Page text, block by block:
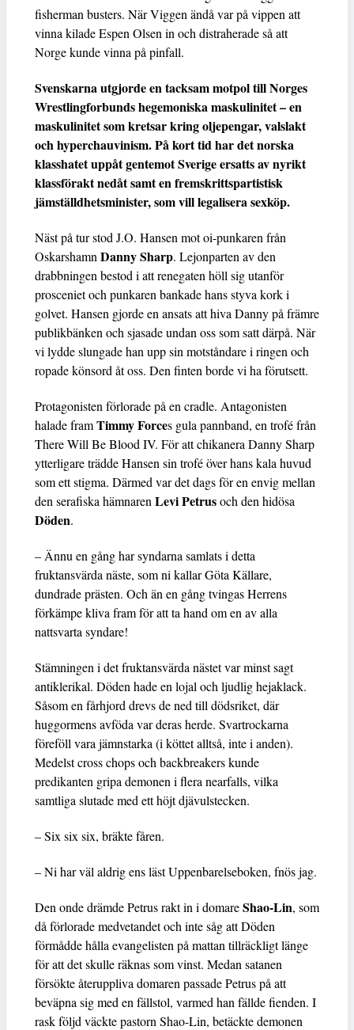
fisherman busters. När Viggen ändå var på vippen att
vinna kilade Espen Olsen in och distraherade så att
Norge kunde vinna på pinfall.
Svenskarna utgjorde en tacksam motpol till Norges
Wrestlingforbunds hegemoniska maskulinitet – en
maskulinitet som kretsar kring oljepengar, valslakt
och hyperchauvinism. På kort tid har det norska
klasshatet uppåt gentemot Sverige ersatts av nyrikt
klassförakt nedåt samt en fremskrittspartistisk
jämställdhetsminister, som vill legalisera sexköp.
Näst på tur stod J.O. Hansen mot oi-punkaren från
Oskarshamn Danny Sharp. Lejonparten av den
drabbningen bestod i att renegaten höll sig utanför
prosceniet och punkaren bankade hans styva kork i
golvet. Hansen gjorde en ansats att hiva Danny på främre
publikbänken och sjasade undan oss som satt därpå. När
vi lydde slungade han upp sin motståndare i ringen och
ropade könsord åt oss. Den finten borde vi ha förutsett.
Protagonisten förlorade på en cradle. Antagonisten
halade framTimmy Forces gula pannband, en trofé från
There Will Be Blood IV. För att chikanera Danny Sharp
ytterligare trädde Hansen sin trofé över hans kala huvud
som ett stigma. Därmed var det dags för en envig mellan
den serafiska hämnaren Levi Petrusoch den hidösa
Döden.
– Ännu en gång har syndarna samlats i detta
fruktansvärda näste, som ni kallar Göta Källare,
dundrade prästen. Och än en gång tvingas Herrens
förkämpe kliva fram för att ta hand om en av alla
nattsvarta syndare!
Stämningen i det fruktansvärda nästet var minst sagt
antiklerikal. Döden hade en lojal och ljudlig hejaklack.
Såsom en fårhjord drevs de ned till dödsriket, där
huggormens avföda var deras herde. Svartrockarna
föreföll vara jämnstarka (i köttet alltså, inte i anden).
Medelst cross chops och backbreakers kunde
predikanten gripa demonen i flera nearfalls, vilka
samtliga slutade med ett höjt djävulstecken.
– Six six six, bräkte fåren.
– Ni har väl aldrig ens läst Uppenbarelseboken, fnös jag.
Den onde drämde Petrus rakt in i domareShao-Lin, som
då förlorade medvetandet och inte såg att Döden
förmådde hålla evangelisten på mattan tillräckligt länge
för att det skulle räknas som vinst. Medan satanen
försökte återuppliva domaren passade Petrus på att
beväpna sig med en fällstol, varmed han fällde fienden. I
rask följd väckte pastorn Shao-Lin, betäckte demonen